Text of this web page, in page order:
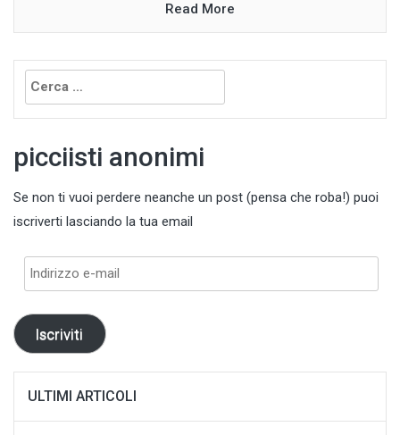
Read More
Ricerca
per:
picciisti anonimi
Se non ti vuoi perdere neanche un post (pensa che roba!) puoi
iscriverti lasciando la tua email
Indirizzo
Iscriviti
ULTIMI ARTICOLI